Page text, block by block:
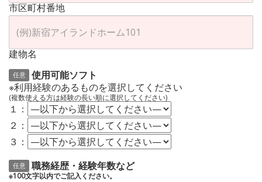
市区町村番地
建物名
任意
使用可能ソフト
※利用経験のあるものを選択してください
(複数使える方は経験の長い順に選択してください)
１：
２：
３：
任意 職務経歴・経験年数など
※100文字以内でご記入ください。